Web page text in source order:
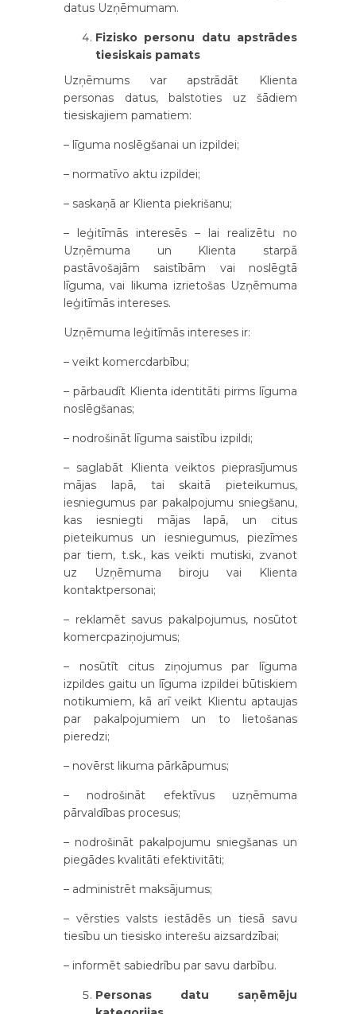
datus Uzņēmumam.
Fizisko personu datu apstrādes
tiesiskais pamats
Uzņēmums var apstrādāt Klienta
personas datus, balstoties uz šādiem
tiesiskajiem pamatiem:
– līguma noslēgšanai un izpildei;
– normatīvo aktu izpildei;
– saskaņā ar Klienta piekrišanu;
– leģitīmās interesēs – lai realizētu no
Uzņēmuma un Klienta starpā
pastāvošajām saistībām vai noslēgtā
līguma, vai likuma izrietošas Uzņēmuma
leģitīmās intereses.
Uzņēmuma leģitīmās intereses ir:
– veikt komercdarbību;
– pārbaudīt Klienta identitāti pirms līguma
noslēgšanas;
– nodrošināt līguma saistību izpildi;
– saglabāt Klienta veiktos pieprasījumus
mājas lapā, tai skaitā pieteikumus,
iesniegumus par pakalpojumu sniegšanu,
kas iesniegti mājas lapā, un citus
pieteikumus un iesniegumus, piezīmes
par tiem, t.sk., kas veikti mutiski, zvanot
uz Uzņēmuma biroju vai Klienta
kontaktpersonai;
– reklamēt savus pakalpojumus, nosūtot
komercpaziņojumus;
– nosūtīt citus ziņojumus par līguma
izpildes gaitu un līguma izpildei būtiskiem
notikumiem, kā arī veikt Klientu aptaujas
par pakalpojumiem un to lietošanas
pieredzi;
– novērst likuma pārkāpumus;
– nodrošināt efektīvus uzņēmuma
pārvaldības procesus;
– nodrošināt pakalpojumu sniegšanas un
piegādes kvalitāti efektivitāti;
– administrēt maksājumus;
– vērsties valsts iestādēs un tiesā savu
tiesību un tiesisko interešu aizsardzībai;
– informēt sabiedrību par savu darbību.
Personas datu saņēmēju